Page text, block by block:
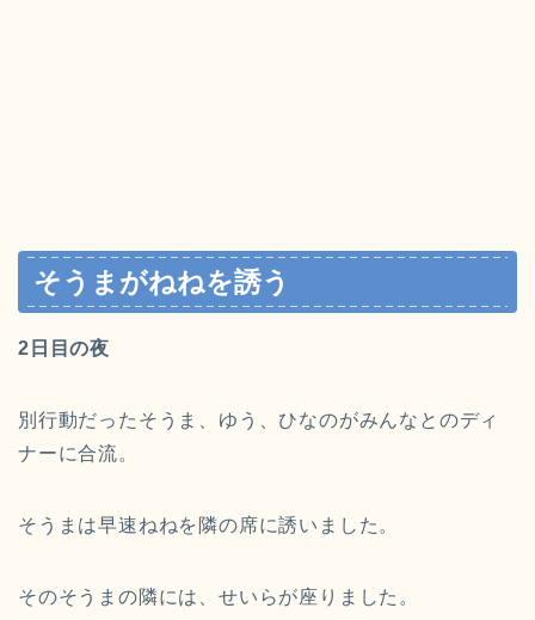
そうまがねねを誘う
2日目の夜
別行動だったそうま、ゆう、ひなのがみんなとのディ
ナーに合流。
そうまは早速ねねを隣の席に誘いました。
そのそうまの隣には、せいらが座りました。